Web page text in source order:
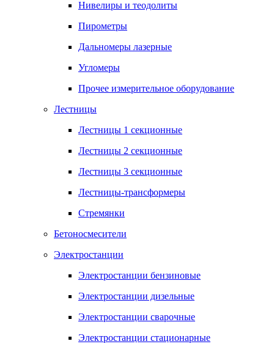
Нивелиры и теодолиты
Пирометры
Дальномеры лазерные
Угломеры
Прочее измерительное оборудование
Лестницы
Лестницы 1 секционные
Лестницы 2 секционные
Лестницы 3 секционные
Лестницы-трансформеры
Стремянки
Бетоносмесители
Электростанции
Электростанции бензиновые
Электростанции дизельные
Электростанции сварочные
Электростанции стационарные